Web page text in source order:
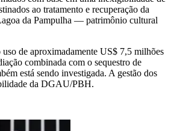
ao tratamento e recuperação da
da Pampulha — patrimônio cultural
de aproximadamente US$ 7,5 milhões
combinada com o sequestro de
está sendo investigada. A gestão dos
da DGAU/PBH.